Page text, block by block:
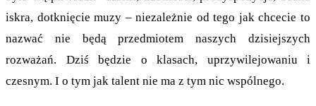
iskra, dotknięcie muzy – niezależnie od tego jak chcecie to
nazwać nie będą przedmiotem naszych dzisiejszych
rozważań. Dziś będzie o klasach, uprzywilejowaniu i
czesnym. I o tym jak talent nie ma z tym nic wspólnego.